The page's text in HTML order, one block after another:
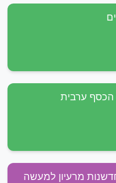
הכסף ערבית
מרעיון למעשה